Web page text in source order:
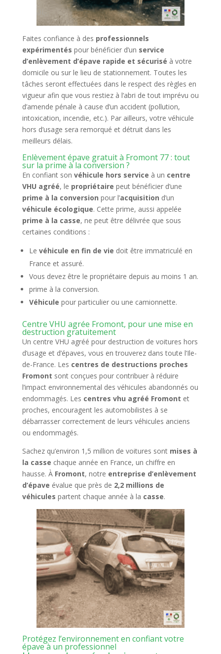
Faites confiance à des professionnels
expérimentés pour bénéficier d’un service
d’enlèvement d’épave rapide et sécurisé à votre
domicile ou sur le lieu de stationnement. Toutes les
tâches seront effectuées dans le respect des règles en
vigueur afin que vous restiez à l’abri de tout imprévu ou
d’amende pénale à cause d’un accident (pollution,
intoxication, incendie, etc.). Par ailleurs, votre véhicule
hors d’usage sera remorqué et détruit dans les
meilleurs délais.
Enlèvement épave gratuit à Fromont 77 : tout
sur la prime à la conversion ?
En confiant son véhicule hors service à un centre
VHU agréé, le propriétaire peut bénéficier d’une
prime à la conversion pour l’acquisition d’un
véhicule écologique. Cette prime, aussi appelée
prime à la casse, ne peut être délivrée que sous
certaines conditions :
Le véhicule en fin de vie doit être immatriculé en
France et assuré.
Vous devez être le propriétaire depuis au moins 1 an.
prime à la conversion.
Véhicule pour particulier ou une camionnette.
Centre VHU agrée Fromont, pour une mise en
destruction gratuitement
Un centre VHU agréé pour destruction de voitures hors
d’usage et d’épaves, vous en trouverez dans toute l’Ile-
de-France. Les centres de destructions proches
Fromont sont conçues pour contribuer à réduire
l’impact environnemental des véhicules abandonnés ou
endommagés. Les centres vhu agréé Fromont et
proches, encouragent les automobilistes à se
débarrasser correctement de leurs véhicules anciens
ou endommagés.
Sachez qu’environ 1,5 million de voitures sont mises à
la casse chaque année en France, un chiffre en
hausse. À Fromont, notre entreprise d’enlèvement
d’épave évalue que près de 2,2 millions de
véhicules partent chaque année à la casse.
Protégez l’environnement en confiant votre
épave à un professionnel